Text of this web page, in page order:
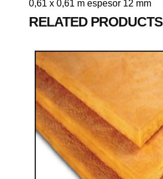
0,61 x 0,61 m espesor 12 mm
RELATED PRODUCTS